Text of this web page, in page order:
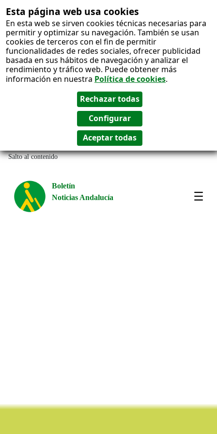
Esta página web usa cookies
En esta web se sirven cookies técnicas necesarias para
permitir y optimizar su navegación. También se usan
cookies de terceros con el fin de permitir
funcionalidades de redes sociales, ofrecer publicidad
basada en sus hábitos de navegación y analizar el
rendimiento y tráfico web. Puede obtener más
información en nuestra Política de cookies.
Salto al contenido
Boletín
Noticias Andalucía